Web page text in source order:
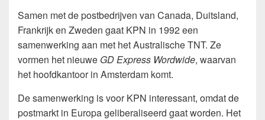
Samen met de postbedrijven van Canada, Duitsland,
Frankrijk en Zweden gaat KPN in 1992 een
samenwerking aan met het Australische TNT. Ze
vormen het nieuwe GD Express Wordwide, waarvan
het hoofdkantoor in Amsterdam komt.
De samenwerking is voor KPN interessant, omdat de
postmarkt in Europa geliberaliseerd gaat worden. Het